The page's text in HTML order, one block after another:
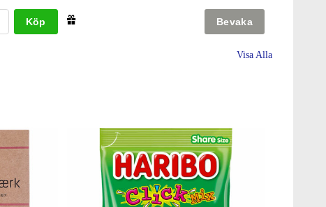
Köp
Visa Alla